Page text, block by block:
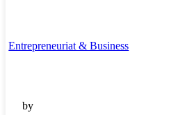
Entrepreneuriat & Business
by